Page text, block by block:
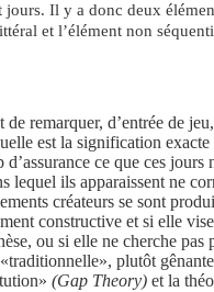
jours. Il y a donc deux
et l’élément non
de remarquer, d’entrée de
est la signification
d’assurance ce que ces
lequel ils apparaissent ne
créateurs se sont
constructive et si elle
ou si elle ne cherche
plutôt
(Gap Theory) et la